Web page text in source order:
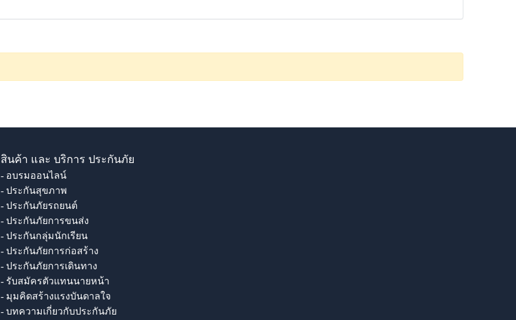
สินค้า และ บริการ ประกันภัย
- อบรมออนไลน์
- ประกันสุขภาพ
- ประกันภัยรถยนต์
- ประกันภัยการขนส่ง
- ประกันกลุ่มนักเรียน
- ประกันภัยการก่อสร้าง
- ประกันภัยการเดินทาง
- รับสมัครตัวแทนนายหน้า
- มุมคิดสร้างแรงบันดาลใจ
- บทความเกี่ยวกับประกันภัย